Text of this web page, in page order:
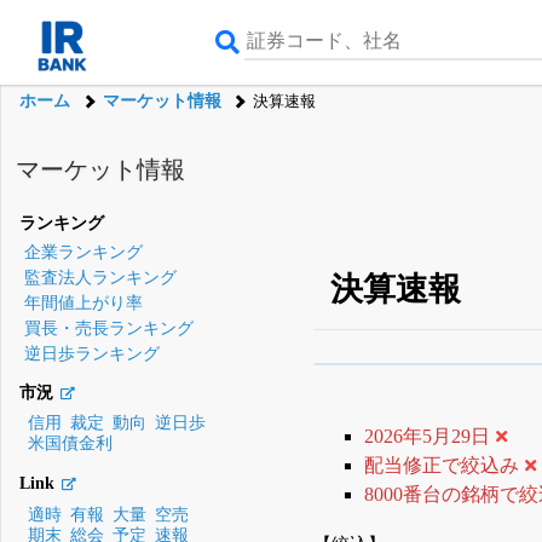
ホーム マーケット情報 決算速報
マーケット情報
ランキング
企業ランキング
監査法人ランキング
年間値上がり率
買長・売長ランキング
逆日歩ランキング
市況
信用
裁定 動向
逆日歩
米国債金利
Link
適時 有報 大量 空売
期末 総会 予定 速報
決算速報
登録すると永久
2026年5月29日
配当修正で絞込み
8000番台の銘柄で